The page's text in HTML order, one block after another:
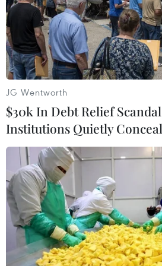
Vĩnh Long: Còn thông tin
là còn tìm kiếm, không bỏ
sót hài cốt liệt sỹ
08/08/2026 03:23
Kết
Mau
với
08/08/
Hà Nội sắp xếp trường học
- cuộc chuyển đổi về tư
duy quản trị giáo dục
08/08/2026 02:51 08/08/
JG Wentworth
$30k In Debt Relief
Institutions Quietly Conceal